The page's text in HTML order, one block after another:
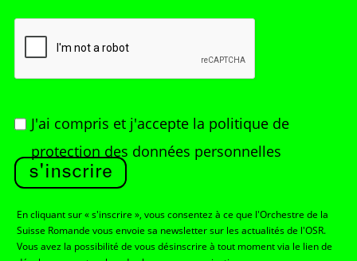
J'ai compris et j'accepte la politique de
protection des données personnelles
s'inscrire
En cliquant sur « s'inscrire », vous consentez à ce que l'Orchestre de la
Suisse Romande vous envoie sa newsletter sur les actualités de l'OSR.
Vous avez la possibilité de vous désinscrire à tout moment via le lien de